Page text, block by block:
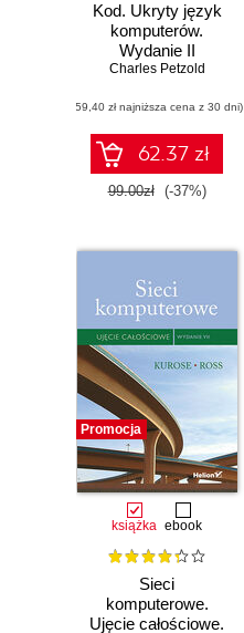
Kod. Ukryty język
komputerów.
Wydanie II
Charles Petzold
(59,40 zł najniższa cena z 30 dni)
62.37 zł
99.00zł (-37%)
Promocja
książka ebook
Sieci
komputerowe.
Ujęcie całościowe.